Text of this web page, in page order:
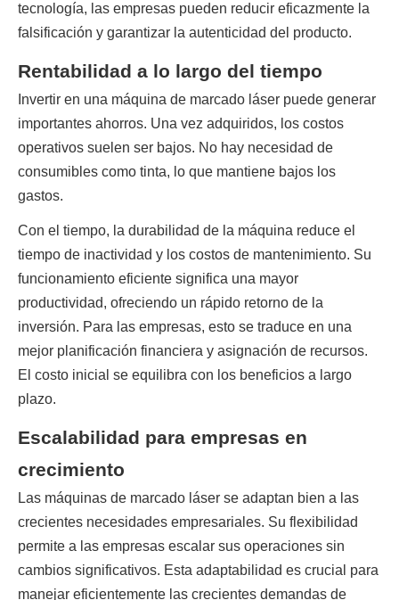
tecnología, las empresas pueden reducir eficazmente la
falsificación y garantizar la autenticidad del producto.
Rentabilidad a lo largo del tiempo
Invertir en una máquina de marcado láser puede generar
importantes ahorros. Una vez adquiridos, los costos
operativos suelen ser bajos. No hay necesidad de
consumibles como tinta, lo que mantiene bajos los
gastos.
Con el tiempo, la durabilidad de la máquina reduce el
tiempo de inactividad y los costos de mantenimiento. Su
funcionamiento eficiente significa una mayor
productividad, ofreciendo un rápido retorno de la
inversión. Para las empresas, esto se traduce en una
mejor planificación financiera y asignación de recursos.
El costo inicial se equilibra con los beneficios a largo
plazo.
Escalabilidad para empresas en
crecimiento
Las máquinas de marcado láser se adaptan bien a las
crecientes necesidades empresariales. Su flexibilidad
permite a las empresas escalar sus operaciones sin
cambios significativos. Esta adaptabilidad es crucial para
manejar eficientemente las crecientes demandas de